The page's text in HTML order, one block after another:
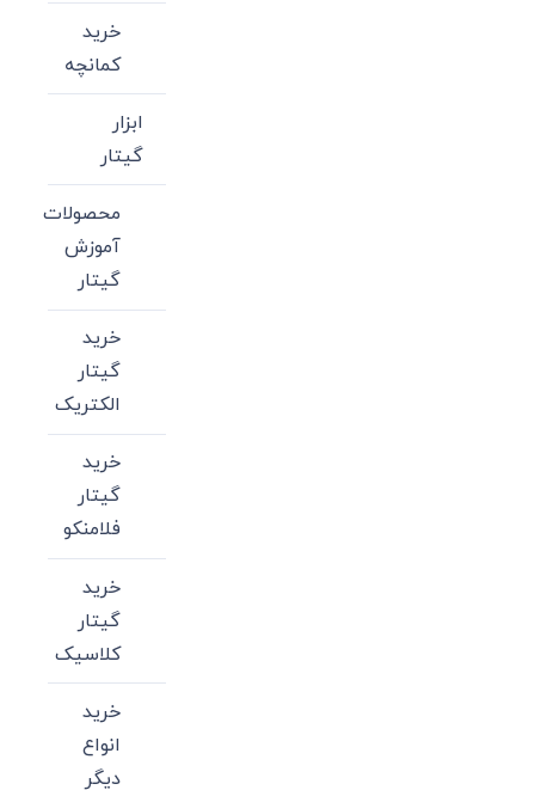
خرید
کمانچه
ابزار
گیتار
محصولات
آموزش
گیتار
خرید
گیتار
الکتریک
خرید
گیتار
فلامنکو
خرید
گیتار
کلاسیک
خرید
انواع
دیگر